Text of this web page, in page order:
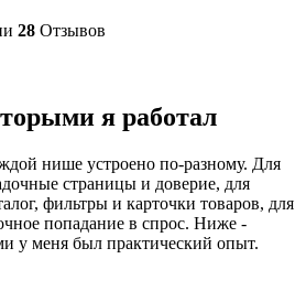
28 Отзывов
я работал
нише устроено по-разному. Для
страницы и доверие, для
фильтры и карточки товаров, для
попадание в спрос. Ниже -
у меня был практический опыт.